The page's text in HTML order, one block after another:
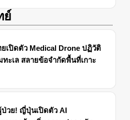
ย์
เปิดตัว Medical Drone ปฏิวัติ
ะเล สลายข้อจำกัดพื้นที่เกาะ
วย! ญี่ปุ่นเปิดตัว AI